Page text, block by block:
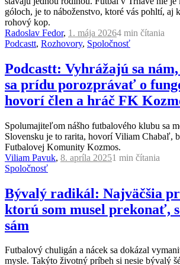
góloch, je to náboženstvo, ktoré vás pohltí, aj
rohový kop.
Radoslav Fedor, 1. mája 20264 min čítania
Podcastt, Rozhovory, Spoločnosť
Podcastt: Vyhrážajú sa nám,
sa prídu porozprávať o
hovorí člen a hráč FK
Spolumajiteľom nášho futbalového klubu sa
Slovensku je to rarita, hovorí Viliam Chabaľ,
Futbalovej Komunity Kozmos.
Viliam Pavuk, 8. apríla 20251 min čítania
Spoločnosť
Bývalý radikál: Najväčšia
ktorú som musel prekonať,
sám
Futbalový chuligán a nácek sa dokázal
mysle. Takýto životný príbeh si nesie bývalý